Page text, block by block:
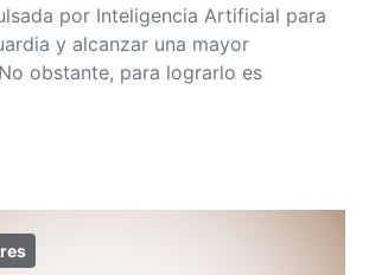
por Inteligencia Artificial para
y alcanzar una mayor
obstante, para lograrlo es